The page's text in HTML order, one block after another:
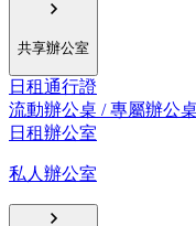
共享辦公室
日租通行證
流動辦公桌 / 專屬辦公桌
日租辦公室
私人辦公室